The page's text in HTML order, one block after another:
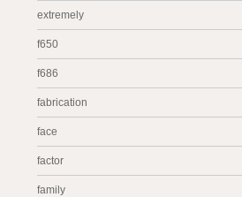
extremely
f650
f686
fabrication
face
factor
family